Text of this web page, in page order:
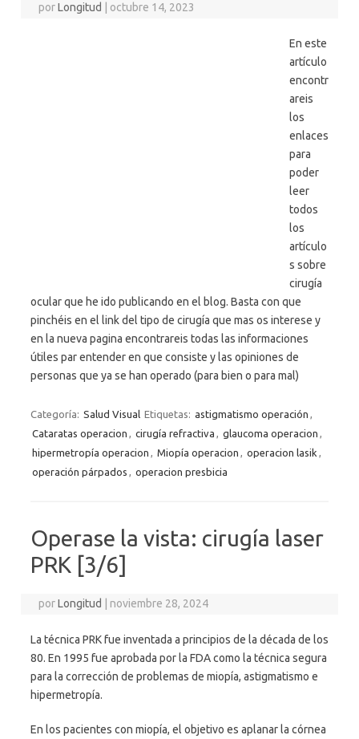
porLongitud octubre 14, 2023
En este
artículo
encontr
areis
los
enlaces
para
poder
leer
todos
los
artículo
s sobre
cirugía
ocular que he ido publicando en el blog. Basta con que
pinchéis en el link del tipo de cirugía que mas os interese y
en la nueva pagina encontrareis todas las informaciones
útiles par entender en que consiste y las opiniones de
personas que ya se han operado (para bien o para mal)
Categoría: Salud Visual Etiquetas: astigmatismo operación ,
Cataratas operacion , cirugía refractiva , glaucoma operacion ,
hipermetropía operacion , Miopía operacion , operacion lasik ,
operación párpados , operacion presbicia
Operase la vista: cirugía laser
PRK [3/6]
porLongitud noviembre 28, 2024
La técnica PRK fue inventada a principios de la década de los
80. En 1995 fue aprobada por la FDA como la técnica segura
para la corrección de problemas de miopía, astigmatismo e
hipermetropía.
En los pacientes con miopía, el objetivo es aplanar la córnea